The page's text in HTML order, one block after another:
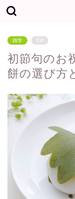
雑学 PR
初節句のお
餅の選び方